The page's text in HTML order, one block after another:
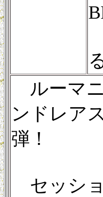
ルーマ
ンドレア
弾！
セッショ